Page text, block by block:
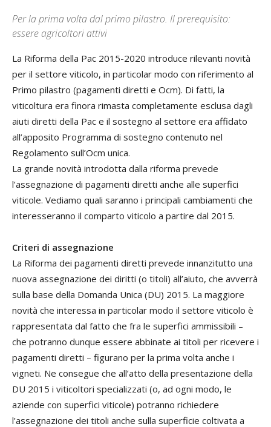
Per la prima volta dal primo pilastro. Il prerequisito:
essere agricoltori attivi
La Riforma della Pac 2015-2020 introduce rilevanti novità
per il settore viticolo, in particolar modo con riferimento al
Primo pilastro (pagamenti diretti e Ocm). Di fatti, la
viticoltura era finora rimasta completamente esclusa dagli
aiuti diretti della Pac e il sostegno al settore era affidato
all’apposito Programma di sostegno contenuto nel
Regolamento sull’Ocm unica.
La grande novità introdotta dalla riforma prevede
l’assegnazione di pagamenti diretti anche alle superfici
viticole. Vediamo quali saranno i principali cambiamenti che
interesseranno il comparto viticolo a partire dal 2015.
Criteri di assegnazione
La Riforma dei pagamenti diretti prevede innanzitutto una
nuova assegnazione dei diritti (o titoli) all’aiuto, che avverrà
sulla base della Domanda Unica (DU) 2015. La maggiore
novità che interessa in particolar modo il settore viticolo è
rappresentata dal fatto che fra le superfici ammissibili –
che potranno dunque essere abbinate ai titoli per ricevere i
pagamenti diretti – figurano per la prima volta anche i
vigneti. Ne consegue che all’atto della presentazione della
DU 2015 i viticoltori specializzati (o, ad ogni modo, le
aziende con superfici viticole) potranno richiedere
l’assegnazione dei titoli anche sulla superficie coltivata a